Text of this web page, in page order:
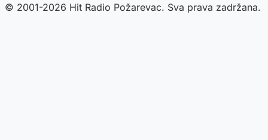
© 2001-2026 Hit Radio Požarevac. Sva prava zadržana.